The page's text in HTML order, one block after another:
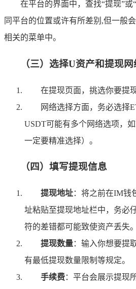
在平台的界面中，查找“提现”或
同平台的位置或许有所差别,但一般
相关的菜单中。
（三）选择U资产和提现网
在提现页面，挑选你要提
网络选择方面，务必选择
USDT可能有多个网络选项，如
一定要精准选择）。
（四）填写提现信息
提现地址：将之前在IM钱
址粘贴至提现地址栏中，务必
符的差错都可能致使资产丢失。
提现数量：输入你想要提
有最低提现数量限制等规定。
手续费：平台会展示提现